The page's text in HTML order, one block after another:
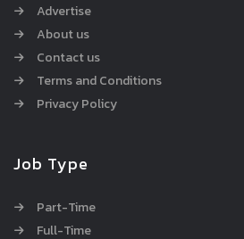
Advertise
About us
Contact us
Terms and Conditions
Privacy Policy
Job Type
Part-Time
Full-Time